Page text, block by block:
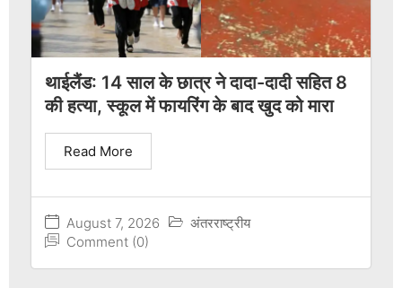
थाईलैंड: 14 साल के छात्र ने दादा-दादी सहित 8
की हत्या, स्कूल में फायरिंग के बाद खुद को मारा
August 7, 2026
अंतरराष्ट्रीय
Comment (0)
Read More